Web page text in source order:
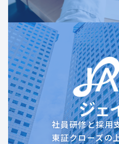
社員研修と採用
東証クローズの